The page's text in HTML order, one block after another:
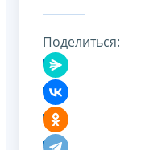
Поделиться: